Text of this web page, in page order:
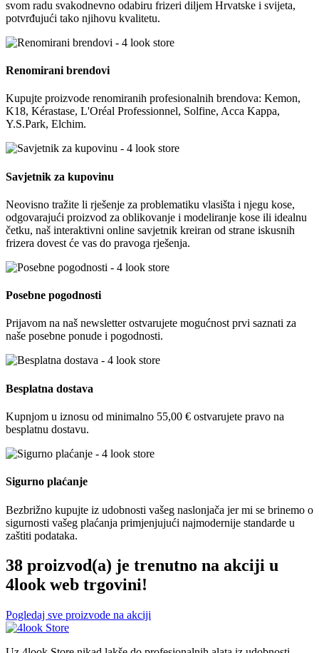
svom radu svakodnevno odabiru frizeri diljem Hrvatske i svijeta,
potvrđujući tako njihovu kvalitetu.
Renomirani brendovi
Kupujte proizvode renomiranih profesionalnih brendova: Kemon,
K18, Kérastase, L'Oréal Professionnel, Solfine, Acca Kappa,
Y.S.Park, Elchim.
Savjetnik za kupovinu
Neovisno tražite li rješenje za problematiku vlasišta i njegu kose,
odgovarajući proizvod za oblikovanje i modeliranje kose ili idealnu
četku, naš interaktivni online savjetnik kreiran od strane iskusnih
frizera dovest će vas do pravoga rješenja.
Posebne pogodnosti
Prijavom na naš newsletter ostvarujete mogućnost prvi saznati za
naše posebne ponude i pogodnosti.
Besplatna dostava
Kupnjom u iznosu od minimalno 55,00 € ostvarujete pravo na
besplatnu dostavu.
Sigurno plaćanje
Bezbrižno kupujte iz udobnosti vašeg naslonjača jer mi se brinemo o
sigurnosti vašeg plaćanja primjenjujući najmodernije standarde u
zaštiti podataka.
38 proizvod(a) je trenutno na akciji u
4look web trgovini!
Pogledaj sve proizvode na akciji